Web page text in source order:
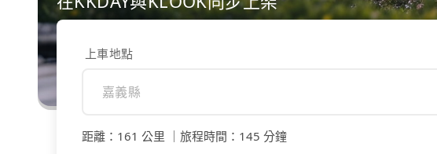
上車地點
距離 ： 161 公里 旅程時間 ： 145 分鐘